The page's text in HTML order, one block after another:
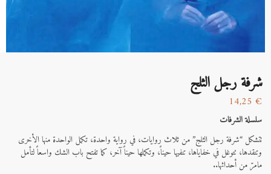
شرفة رجل الثلج
14,25 €
سلسلة الشرفات
تتشكل “شرفة رجل الثلج” من ثلاث روايات، في رواية واحدة، تكمل الواحدة منها الأخرى
وتنقدها، تتوغل في خفاياها، تنفيها حيناً، وتكملها حيناً آخر، كما تفتح باب الشك واسعاً لتأمل
مامرّ من أحداثها..